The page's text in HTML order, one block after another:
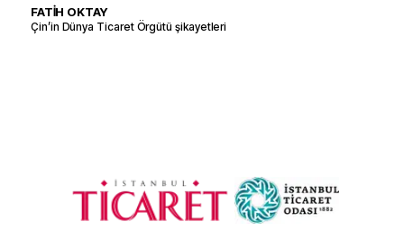
FATİH OKTAY
Çin’in Dünya Ticaret Örgütü şikayetleri